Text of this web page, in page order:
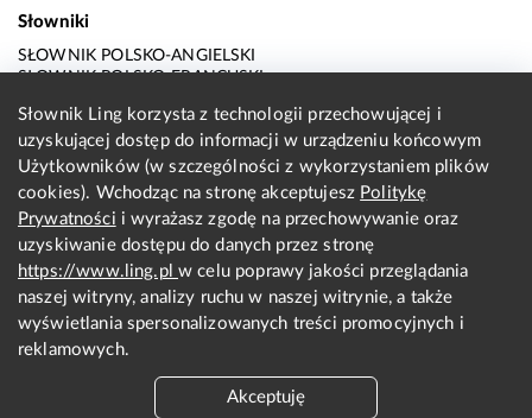
Słowniki
SŁOWNIK POLSKO-ANGIELSKI
SŁOWNIK POLSKO-FRANCUSKI
SŁOWNIK POLSKO-HISZPAŃSKI
SŁOWNIK POLSKO-NIEMIECKI
SŁOWNIK POLSKO-ROSYJSKI
SŁOWNIK ANGIELSKO-POLSKI
SŁOWNIK FRANCUSKO-POLSKI
SŁOWNIK WŁOSKO-POLSKI
SŁOWNIK HISZPAŃSKO-POLSKI
SŁOWNIK NIEMIECKO-POLSKI
SŁOWNIK ROSYJSKO-POLSKI
O nas
KONTAKT Z REDAKCJĄ
Słownik Ling korzysta z technologii przechowującej i
uzyskującej dostęp do informacji w urządzeniu końcowym
Użytkowników (w szczególności z wykorzystaniem plików
cookies). Wchodząc na stronę akceptujesz Politykę
Prywatności i wyrażasz zgodę na przechowywanie oraz
uzyskiwanie dostępu do danych przez stronę
https://www.ling.plw celu poprawy jakości przeglądania
naszej witryny, analizy ruchu w naszej witrynie, a także
wyświetlania spersonalizowanych treści promocyjnych i
reklamowych.
Akceptuję